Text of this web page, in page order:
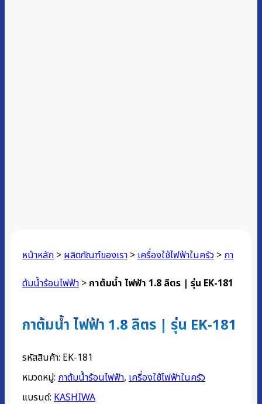
หน้าหลัก >ผลิตภัณฑ์ของเรา >เครื่องใช้ไฟฟ้าในครัว >กา
ต้มน้ำร้อนไฟฟ้า > กาต้มน้ำ ไฟฟ้า 1.8 ลิตร | รุ่น EK-181
กาต้มน้ำ ไฟฟ้า 1.8 ลิตร | รุ่น EK-181
รหัสสินค้า: EK-181
หมวดหมู่: กาต้มน้ำร้อนไฟฟ้า, เครื่องใช้ไฟฟ้าในครัว
แบรนด์: KASHIWA